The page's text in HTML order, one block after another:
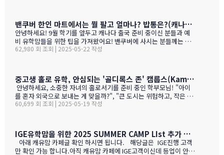
나가 술을 마트,편의점에서 팔지 않고 따로 리쿼스토어나 와인 N 비
어 스토어만 가야 살수 있다는 것이죠.하여간 이번에는 BC와인 장점
을 한번 알아볼게요. GPT가 정리 해본 글이에요. 한번 보세요.그리고
어떤 와인이 있나? 아래 사진으로 함 보세요.ㅎㅎ 그리고 밴쿠버에서
파는 한국 소주 종류와 가격도 함 보세요. 당연 한국보다 비싸죠!!!1.
0-15 % 길고, 일교차가 커 산도가 살아 있음. 서늘한 밤 덕분에 과일
향이 …
밴쿠버 한인 마트에서는 뭘 팔고 얼마나? 밥통은?(캐나다 출국 준비 중이신 분들과 예비 유학맘들을 위한)
안녕하세요! 9월 학기를 앞두고 캐나다 출국 준비 중이신 분들과 예
비 유학맘들을 위한 팁을 가져왔어요! 밴쿠버에 사시는 분들께는 이
미 익숙한 정보일 수도 있지만, 처음 가시는 분들께는 정말 유용할 거
하지만, 밴쿠버 지역에서는 한남마트도 있죠. (홍보글 절대 아님 ㅋ
ㅋ)사진들을 보시면서 가격대와 어떤 물건들이 있는지 미리 체크해
보세요!특히 주목할 점은 전기밥솥인데요, 한국에서 가져간 제품은
전압이 달라서 사용할 수 없어서 어쩔 수 없이 현지에서 새로 구입해
야 하는 것중 하나 일수 있죠? 하기는 요새는 워낙 밥들을 먹지 않다
62,980 회 조회 | 2025-05-22 작성
중고생 홀로 유학, 안심되는 '골디록스 존' 캠룹스(Kamloops)가 정답입니다
를 혼자 외국으로 보내는 게 맞을까?", "큰 도시는 위험하고, 작은 도
시는 교육환경이 부족할까?" 이런 고민으로 밤잠 설치시죠? 오늘은
록스 존이란 '너무 크지도 작지도 않은, 딱 적당한 환경'을 말해요. 아
이 혼자 유학가기에 캠룹스가 딱 맞는 이유, 함께 알아볼까요? ?️ 아
이 혼자서도 쉽게 적응할 수 있는 도시 규모 인구 약 1…
60,699 회 조회 | 2025-05-19 작성
IGE유학맘을 위한 2025 SUMMER CAMP LIst 추가 되었습니다.
아래 캐유맘 카페글 확인 하시면 됩니다. 해당글은 IGE진행 고객
만 확인 가능 합니다.아직 캐유맘 카페에 IGE고객이신데 등업이 안된